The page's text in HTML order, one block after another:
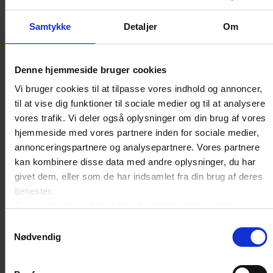
Samtykke Detaljer Om
Denne hjemmeside bruger cookies
Vi bruger cookies til at tilpasse vores indhold og annoncer,
til at vise dig funktioner til sociale medier og til at analysere
vores trafik. Vi deler også oplysninger om din brug af vores
hjemmeside med vores partnere inden for sociale medier,
annonceringspartnere og analysepartnere. Vores partnere
kan kombinere disse data med andre oplysninger, du har
givet dem, eller som de har indsamlet fra din brug af deres
tjenester.
hjørne på websitet.
Nødvendig
skal den dataansvarlige (virksomheder,
organisationer mv.) i visse tilfælde udarbejde en
analyse af konkrete behandlingsaktiviteters
konsekvenser for beskyttelse af
personoplysninger. Analysen anvendes
hovedsageligt, hvis den behandling af
personoplysninger, der foretages, indbefatter høj
risiko for de personer, der behandles
personoplysninger om.